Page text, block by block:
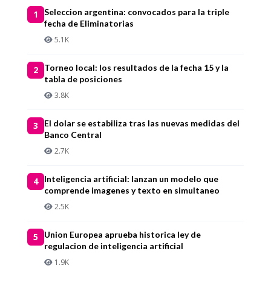
1
Seleccion argentina: convocados para la triple
fecha de Eliminatorias
5.1K
2
Torneo local: los resultados de la fecha 15 y la
tabla de posiciones
3.8K
3
El dolar se estabiliza tras las nuevas medidas del
Banco Central
2.7K
4
Inteligencia artificial: lanzan un modelo que
comprende imagenes y texto en simultaneo
2.5K
5
Union Europea aprueba historica ley de
regulacion de inteligencia artificial
1.9K